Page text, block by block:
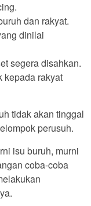
dan rakyat.
dinilai
segera disahkan.
kepada rakyat
tidak akan tinggal
perusuh.
isu buruh, murni
coba-coba